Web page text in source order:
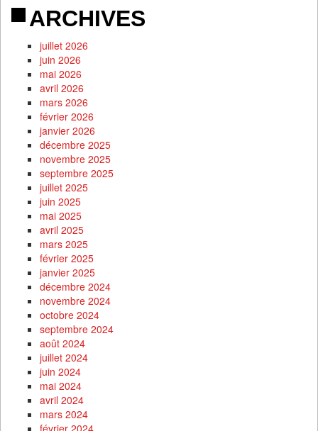
ARCHIVES
juillet 2026
juin 2026
mai 2026
avril 2026
mars 2026
février 2026
janvier 2026
décembre 2025
novembre 2025
septembre 2025
juillet 2025
juin 2025
mai 2025
avril 2025
mars 2025
février 2025
janvier 2025
décembre 2024
novembre 2024
octobre 2024
septembre 2024
août 2024
juillet 2024
juin 2024
mai 2024
avril 2024
mars 2024
février 2024